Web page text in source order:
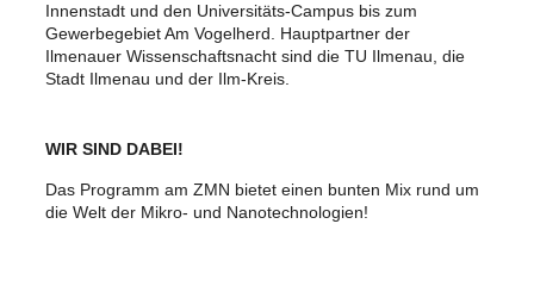
Innenstadt und den Universitäts-Campus bis zum
Gewerbegebiet Am Vogelherd. Hauptpartner der
Ilmenauer Wissenschaftsnacht sind die TU Ilmenau, die
Stadt Ilmenau und der Ilm-Kreis.
WIR SIND DABEI!
Das Programm am ZMN bietet einen bunten Mix rund um
die Welt der Mikro- und Nanotechnologien!